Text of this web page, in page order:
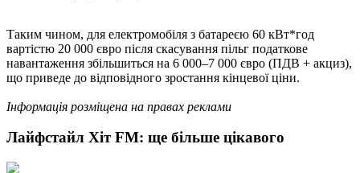
Таким чином, для електромобіля з батареєю 60 кВт*год
вартістю 20 000 євро після скасування пільг податкове
навантаження збільшиться на 6 000–7 000 євро (ПДВ + акциз),
що приведе до відповідного зростання кінцевої ціни.
Інформація розміщена на правах реклами
Лайфстайл Хіт FM: ще більше цікавого